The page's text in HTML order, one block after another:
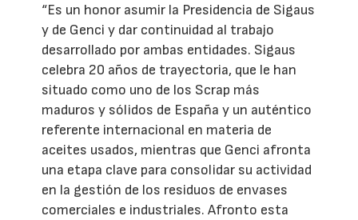
“Es un honor asumir la Presidencia de Sigaus
y de Genci y dar continuidad al trabajo
desarrollado por ambas entidades. Sigaus
celebra 20 años de trayectoria, que le han
situado como uno de los Scrap más
maduros y sólidos de España y un auténtico
referente internacional en materia de
aceites usados, mientras que Genci afronta
una etapa clave para consolidar su actividad
en la gestión de los residuos de envases
comerciales e industriales. Afronto esta